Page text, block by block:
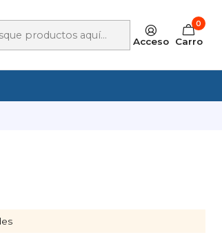
Acceso
0
Carro